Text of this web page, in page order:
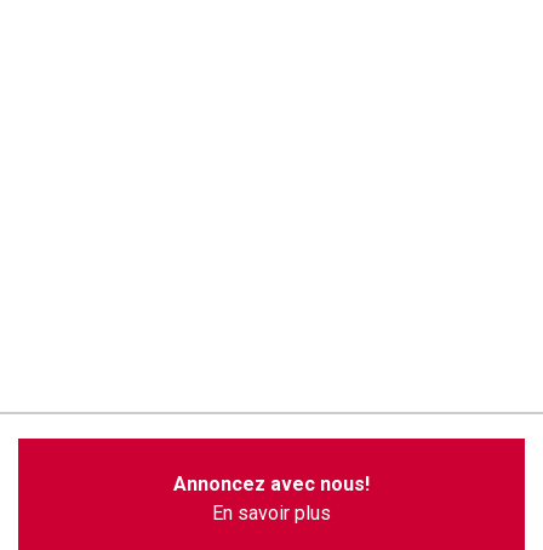
Annoncez avec nous!
En savoir plus